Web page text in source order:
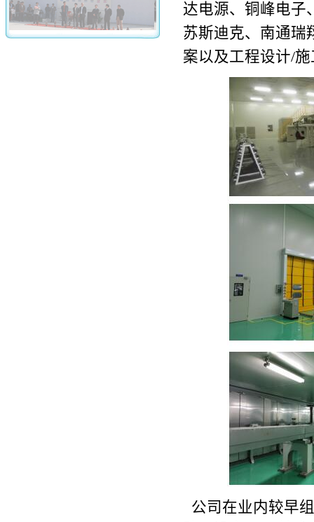
达电源、铜峰电子
苏斯迪克、南通瑞
案以及工程设计/
公司在业内较早